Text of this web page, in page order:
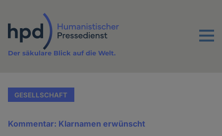
Inhalt
Menu
Der säkulare Blick auf die Welt.
GESELLSCHAFT
Kommentar: Klarnamen erwünscht